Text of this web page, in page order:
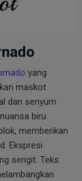
yang
maskot
dan senyum
biru
memberikan
Ekspresi
sengit. Teks